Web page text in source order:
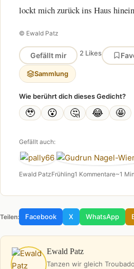
lockt mich zurück ins Haus
© Ewald Patz
Gefällt mir 2 Likes
Sammlung
Wie berührt dich dieses Gedicht?
🥹 😮 🤔 😂 🤩
Gefällt auch:
Ewald PatzFrühling1 Kommentare~1
Teilen: Facebook X WhatsApp
Ewald Patz
Tanzen wir gleich